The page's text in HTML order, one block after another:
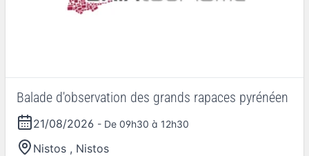
Balade d'observation des grands rapaces pyrénéen
21/08/2026 - De 09h30 à 12h30
Nistos , Nistos